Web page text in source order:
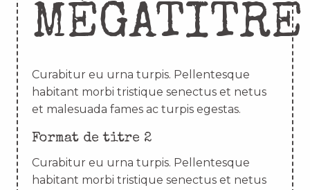
MÉGATITRE
Curabitur eu urna turpis. Pellentesque
habitant morbi tristique senectus et netus
et malesuada fames ac turpis egestas.
Format de titre 2
Curabitur eu urna turpis. Pellentesque
habitant morbi tristique senectus et netus